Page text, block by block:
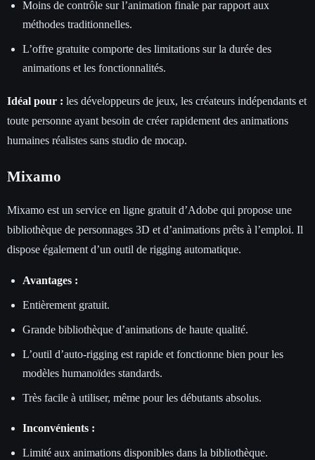
Moins de contrôle sur l’animation finale par rapport aux
méthodes traditionnelles.
L’offre gratuite comporte des limitations sur la durée des
animations et les fonctionnalités.
Idéal pour : les développeurs de jeux, les créateurs indépendants et
toute personne ayant besoin de créer rapidement des animations
humaines réalistes sans studio de mocap.
Mixamo
Mixamo est un service en ligne gratuit d’Adobe qui propose une
bibliothèque de personnages 3D et d’animations prêts à l’emploi. Il
dispose également d’un outil de rigging automatique.
Avantages :
Entièrement gratuit.
Grande bibliothèque d’animations de haute qualité.
L’outil d’auto-rigging est rapide et fonctionne bien pour les
modèles humanoïdes standards.
Très facile à utiliser, même pour les débutants absolus.
Inconvénients :
Limité aux animations disponibles dans la bibliothèque.